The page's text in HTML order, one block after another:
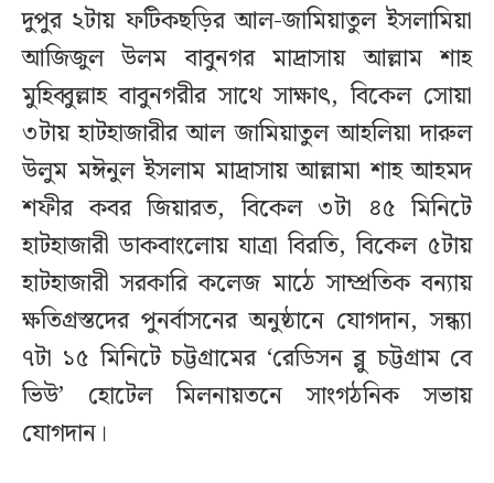
দুপুর ২টায় ফটিকছড়ির আল-জামিয়াতুল ইসলামিয়া
আজিজুল উলম বাবুনগর মাদ্রাসায় আল্লাম শাহ
মুহিব্বুল্লাহ বাবুনগরীর সাথে সাক্ষাৎ, বিকেল সোয়া
৩টায় হাটহাজারীর আল জামিয়াতুল আহলিয়া দারুল
উলুম মঈনুল ইসলাম মাদ্রাসায় আল্লামা শাহ আহমদ
শফীর কবর জিয়ারত, বিকেল ৩টা ৪৫ মিনিটে
হাটহাজারী ডাকবাংলোয় যাত্রা বিরতি, বিকেল ৫টায়
হাটহাজারী সরকারি কলেজ মাঠে সাম্প্রতিক বন্যায়
ক্ষতিগ্রস্তদের পুনর্বাসনের অনুষ্ঠানে যোগদান, সন্ধ্যা
৭টা ১৫ মিনিটে চট্টগ্রামের ‘রেডিসন ব্লু চট্টগ্রাম বে
ভিউ’ হোটেল মিলনায়তনে সাংগঠনিক সভায়
যোগদান।